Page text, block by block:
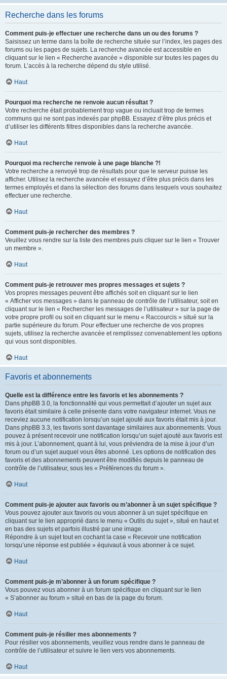
Recherche dans les forums
Comment puis-je effectuer une recherche dans un ou des forums ?
Saisissez un terme dans la boîte de recherche située sur l’index, les pages des
forums ou les pages de sujets. La recherche avancée est accessible en
cliquant sur le lien « Recherche avancée » disponible sur toutes les pages du
forum. L’accès à la recherche dépend du style utilisé.
Haut
Pourquoi ma recherche ne renvoie aucun résultat ?
Votre recherche était probablement trop vague ou incluait trop de termes
communs qui ne sont pas indexés par phpBB. Essayez d’être plus précis et
d’utiliser les différents filtres disponibles dans la recherche avancée.
Haut
Pourquoi ma recherche renvoie à une page blanche ?!
Votre recherche a renvoyé trop de résultats pour que le serveur puisse les
afficher. Utilisez la recherche avancée et essayez d’être plus précis dans les
termes employés et dans la sélection des forums dans lesquels vous souhaitez
effectuer une recherche.
Haut
Comment puis-je rechercher des membres ?
Veuillez vous rendre sur la liste des membres puis cliquer sur le lien « Trouver
un membre ».
Haut
Comment puis-je retrouver mes propres messages et sujets ?
Vos propres messages peuvent être affichés soit en cliquant sur le lien
« Afficher vos messages » dans le panneau de contrôle de l’utilisateur, soit en
cliquant sur le lien « Rechercher les messages de l’utilisateur » sur la page de
votre propre profil ou soit en cliquant sur le menu « Raccourcis » situé sur la
partie supérieure du forum. Pour effectuer une recherche de vos propres
sujets, utilisez la recherche avancée et remplissez convenablement les options
qui vous sont disponibles.
Haut
Favoris et abonnements
Quelle est la différence entre les favoris et les abonnements ?
Dans phpBB 3.0, la fonctionnalité qui vous permettait d’ajouter un sujet aux
favoris était similaire à celle présente dans votre navigateur internet. Vous ne
receviez aucune notification lorsqu’un sujet ajouté aux favoris était mis à jour.
Dans phpBB 3.3, les favoris sont davantage similaires aux abonnements. Vous
pouvez à présent recevoir une notification lorsqu’un sujet ajouté aux favoris est
mis à jour. L’abonnement, quant à lui, vous préviendra de la mise à jour d’un
forum ou d’un sujet auquel vous êtes abonné. Les options de notification des
favoris et des abonnements peuvent être modifiés depuis le panneau de
contrôle de l’utilisateur, sous les « Préférences du forum ».
Haut
Comment puis-je ajouter aux favoris ou m’abonner à un sujet spécifique ?
Vous pouvez ajouter aux favoris ou vous abonner à un sujet spécifique en
cliquant sur le lien approprié dans le menu « Outils du sujet », situé en haut et
en bas des sujets et parfois illustré par une image.
Répondre à un sujet tout en cochant la case « Recevoir une notification
lorsqu’une réponse est publiée » équivaut à vous abonner à ce sujet.
Haut
Comment puis-je m’abonner à un forum spécifique ?
Vous pouvez vous abonner à un forum spécifique en cliquant sur le lien
« S’abonner au forum » situé en bas de la page du forum.
Haut
Comment puis-je résilier mes abonnements ?
Pour résilier vos abonnements, veuillez vous rendre dans le panneau de
contrôle de l’utilisateur et suivre le lien vers vos abonnements.
Haut